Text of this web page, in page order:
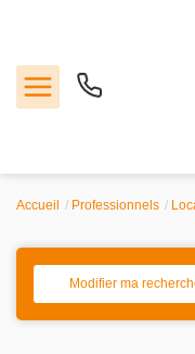
Location
Accueil Professionnels
Modifier ma